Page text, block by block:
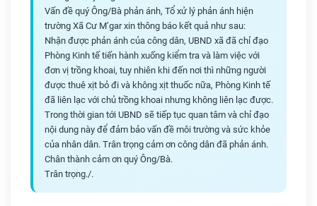
Vấn đề quý Ông/Bà phản ánh, Tổ xử lý phản ánh hiện
trường Xã Cư M’gar xin thông báo kết quả như sau:
Nhận được phản ánh của công dân, UBND xã đã chỉ đạo
Phòng Kinh tế tiến hành xuống kiểm tra và làm việc với
đơn vị trồng khoai, tuy nhiên khi đến nơi thì những người
được thuê xịt bỏ đi và không xịt thuốc nữa, Phòng Kinh tế
đã liên lạc với chủ trồng khoai nhưng không liên lạc được.
Trong thời gian tới UBND sẽ tiếp tục quan tâm và chỉ đạo
nội dung này để đảm bảo vấn đề môi trường và sức khỏe
của nhân dân. Trân trọng cảm ơn công dân đã phản ánh.
Chân thành cảm ơn quý Ông/Bà.
Trân trọng./.